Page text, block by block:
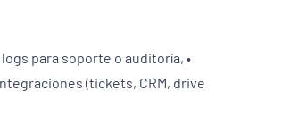
para soporte o auditoría, •
(tickets, CRM, drive